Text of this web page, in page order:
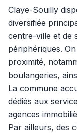
Claye-Souilly
diversifiée
centre-ville et de
périphériques.
proximité,
boulangeries,
La commune
dédiés aux
agences
Par ailleurs, des